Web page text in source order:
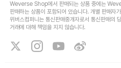
Weverse Shop에서 판매되는 상품 중에는
판매하는 상품이 포함되어 있습니다. 개별 판매자
위버스컴퍼니는 통신판매중개자로서 통신판매의
거래에 대해 책임을 지지 않습니다.